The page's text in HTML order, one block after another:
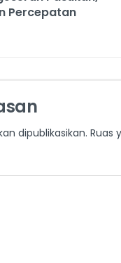
Percepatan
dipublikasikan. Ruas